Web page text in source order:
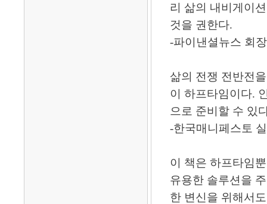
리 삶의 내비게이
것을 권한다.
-파이낸셜뉴스 회
삶의 전쟁 전반전
이 하프타임이다.
으로 준비할 수 있
-한국매니페스토
이 책은 하프타임
유용한 솔루션을
한 변신을 위해서